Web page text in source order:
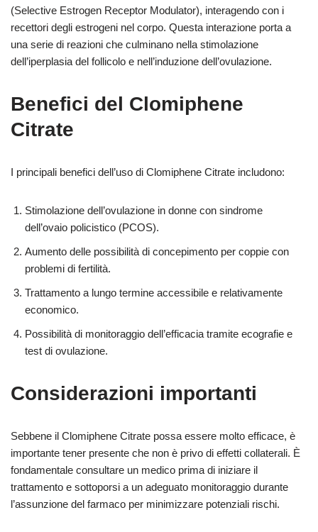
(Selective Estrogen Receptor Modulator), interagendo con i
recettori degli estrogeni nel corpo. Questa interazione porta a
una serie di reazioni che culminano nella stimolazione
dell’iperplasia del follicolo e nell’induzione dell’ovulazione.
Benefici del Clomiphene
Citrate
I principali benefici dell’uso di Clomiphene Citrate includono:
Stimolazione dell’ovulazione in donne con sindrome
dell’ovaio policistico (PCOS).
Aumento delle possibilità di concepimento per coppie con
problemi di fertilità.
Trattamento a lungo termine accessibile e relativamente
economico.
Possibilità di monitoraggio dell’efficacia tramite ecografie e
test di ovulazione.
Considerazioni importanti
Sebbene il Clomiphene Citrate possa essere molto efficace, è
importante tener presente che non è privo di effetti collaterali. È
fondamentale consultare un medico prima di iniziare il
trattamento e sottoporsi a un adeguato monitoraggio durante
l’assunzione del farmaco per minimizzare potenziali rischi.